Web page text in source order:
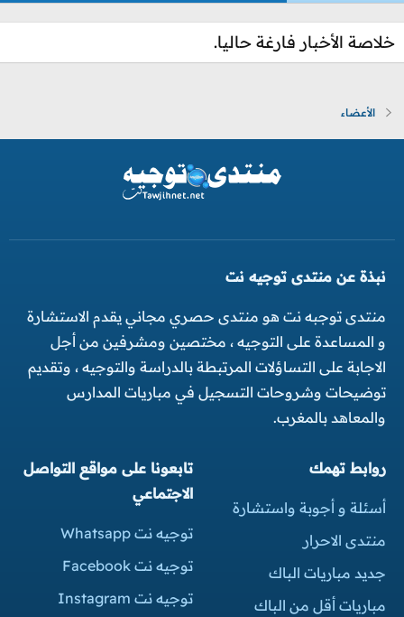
خلاصة الأخبار فارغة حاليا.
الأعضاء
نبذة عن منتدى توجيه نت
منتدى توجبه نت هو منتدى حصري مجاني يقدم الاستشارة
و المساعدة على التوجيه ، مختصين ومشرفين من أجل
الاجابة على التساؤلات المرتبطة بالدراسة والتوجيه ، وتقديم
توضيحات وشروحات التسجيل في مباريات المدارس
والمعاهد بالمغرب.
روابط تهمك
أسئلة و أجوبة واستشارة
منتدى الاحرار
جديد مباريات الباك
مباريات أقل من الباك
تابعونا على مواقع التواصل
الاجتماعي
توجيه نت Whatsapp
توجيه نت Facebook
توجيه نت Instagram